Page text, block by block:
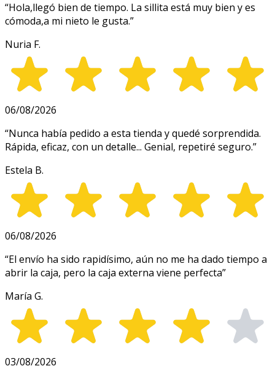
“Hola,llegó bien de tiempo. La sillita está muy bien y es
cómoda,a mi nieto le gusta.”
Nuria F.
06/08/2026
“Nunca había pedido a esta tienda y quedé sorprendida.
Rápida, eficaz, con un detalle... Genial, repetiré seguro.”
Estela B.
06/08/2026
“El envío ha sido rapidísimo, aún no me ha dado tiempo a
abrir la caja, pero la caja externa viene perfecta”
María G.
03/08/2026